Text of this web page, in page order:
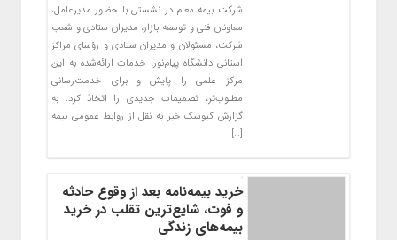
شرکت بیمه معلم در نشستی با حضور مدیرعامل،
معاونان فنی و توسعه بازار، مدیران ستادی و شعب
شرکت، مسئولان و مدیران ستادی و رؤسای مراکز
استانی دانشگاه پیام‌نور، خدمات ارائه‌شده به این
مرکز علمی را پایش و برای خدمت‌رسانی
مطلوب‌تر، تصمیمات جدیدی را اتخاذ کرد. به
گزارش کیوسک خبر به نقل از روابط عمومی بیمه
[…]
خرید بیمه‌نامه بعد از وقوع حادثه
و فوت، شایع‌ترین تقلب در خرید
بیمه‌های زندگی